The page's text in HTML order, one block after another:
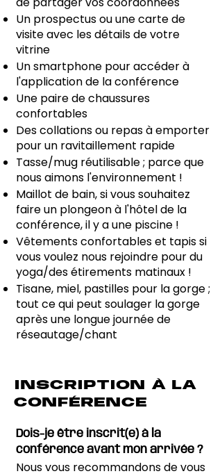
Un prospectus ou une carte de
visite avec les détails de votre
vitrine
Un smartphone pour accéder à
l'application de la conférence
Une paire de chaussures
confortables
Des collations ou repas à emporter
pour un ravitaillement rapide
Tasse/mug réutilisable ; parce que
nous aimons l'environnement !
Maillot de bain, si vous souhaitez
faire un plongeon à l'hôtel de la
conférence, il y a une piscine !
Vêtements confortables et tapis si
vous voulez nous rejoindre pour du
yoga/des étirements matinaux !
Tisane, miel, pastilles pour la gorge ;
tout ce qui peut soulager la gorge
après une longue journée de
réseautage/chant
INSCRIPTION À LA
CONFÉRENCE
Dois-je être inscrit(e) à la
conférence avant mon arrivée ?
Nous vous recommandons de vous